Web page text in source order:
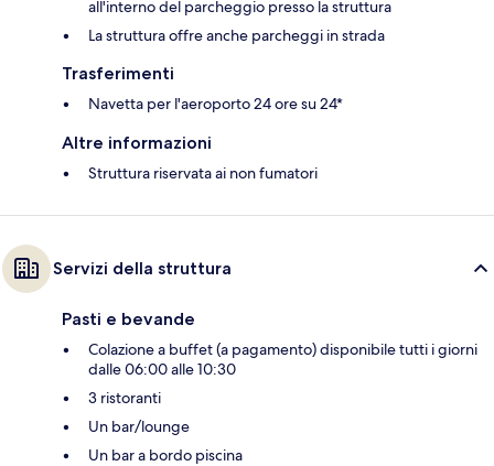
all'interno del parcheggio presso la struttura
La struttura offre anche parcheggi in strada
Trasferimenti
Navetta per l'aeroporto 24 ore su 24*
Altre informazioni
Struttura riservata ai non fumatori
Servizi della struttura
Pasti e bevande
Colazione a buffet (a pagamento) disponibile tutti i giorni
dalle 06:00 alle 10:30
3 ristoranti
Un bar/lounge
Un bar a bordo piscina